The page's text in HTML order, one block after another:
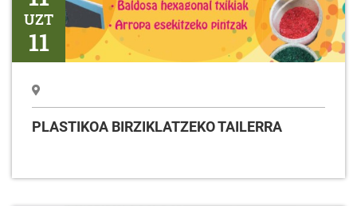
UZT
11
PLASTIKOA BIRZIKLATZEKO TAILERRA